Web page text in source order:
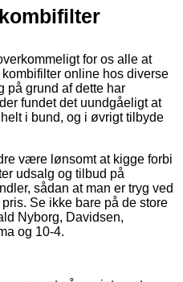
for os alle at
online hos diverse
på grund af dette har
fundet det uundgåeligt at
i bund, og i øvrigt tilbyde
være lønsomt at kigge forbi
udsalg og tilbud på
sådan at man er tryg ved
Se ikke bare på de store
Nyborg, Davidsen,
og 10-4.